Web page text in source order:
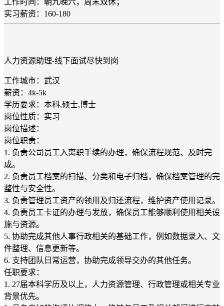
实习薪资：160-180
人力资源助理-线下面试尽快到岗
工作城市：武汉
薪资：4k-5k
学历要求：本科,硕士,博士
岗位性质：实习
岗位描述：
岗位职责：
1. 负责公司员工入离职手续的办理，确保流程规范、及时完
成。
2. 负责员工档案的扫描、分类和电子归档，确保档案管理的完
整性与安全性。
3. 负责管理员工资产的领用及归还流程，维护资产使用记录。
4. 负责员工卡证的办理与发放，确保员工能够顺利使用相关设
施与资源。
5. 协助完成其他人事行政相关的基础工作，例如数据录入、文
件整理、信息更新等。
6. 支持团队日常运营，协助完成领导交办的其他任务。
任职要求：
1. 27届本科学历及以上，人力资源管理、行政管理或相关专业
背景优先。